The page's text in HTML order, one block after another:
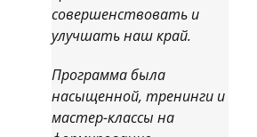
совершенствовать и
улучшать наш край.
Программа была
насыщенной, тренинги и
мастер-классы на